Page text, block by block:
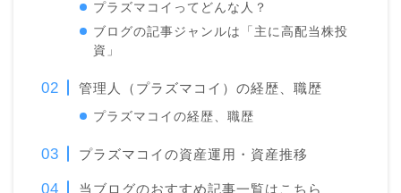
プラズマコイってどんな人？
ブログの記事ジャンルは「主に高配当株投
資」
管理人（プラズマコイ）の経歴、職歴
プラズマコイの経歴、職歴
プラズマコイの資産運用・資産推移
当ブログのおすすめ記事一覧はこちら